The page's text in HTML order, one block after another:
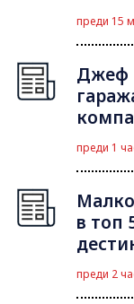
преди 15
Джеф
преди 1
в топ
преди 2